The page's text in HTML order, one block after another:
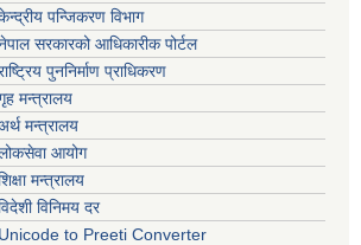
पन्जिकरण विभाग
सरकारको आधिकारीक पोर्टल
पुननिर्माण प्राधिकरण
मन्त्रालय
मन्त्रालय
आयोग
मन्त्रालय
विनिमय दर
Unicode to Preeti Converter